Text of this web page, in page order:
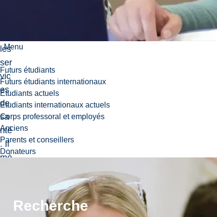
Menu
Futurs étudiants
Futurs étudiants internationaux
Étudiants actuels
Etudiants internationaux actuels
Corps professoral et employés
Anciens
Parents et conseillers
Donateurs
Recherche
les
ser
vic
es
de
sa
nté
. Il
mè